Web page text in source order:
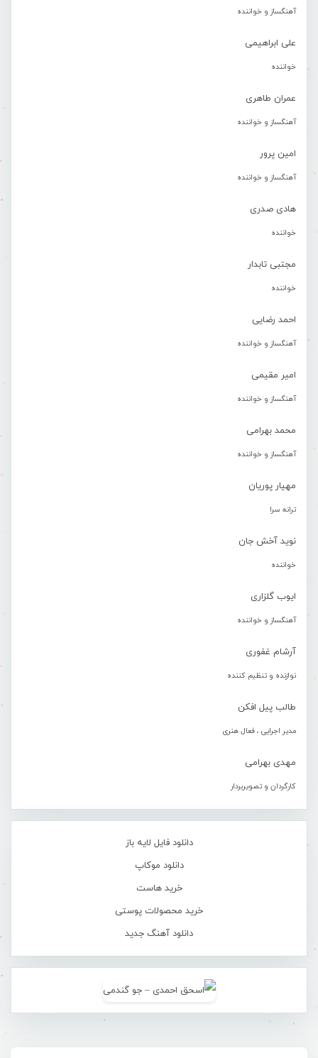
آهنگساز و خواننده
علی ابراهیمی
خواننده
عمران طاهری
آهنگساز و خواننده
امین پرور
آهنگساز و خواننده
هادی صدری
خواننده
مجتبی تابدار
خواننده
احمد رضایی
آهنگساز و خواننده
امیر مقیمی
آهنگساز و خواننده
محمد بهرامی
آهنگساز و خواننده
مهیار پوریان
ترانه سرا
نوید آخش جان
خواننده
ایوب گلزاری
آهنگساز و خواننده
آرشام غفوری
نوازنده و تنظیم کننده
طالب پیل افکن
مدیر اجرایی ، فعال هنری
مهدی بهرامی
کارگردان و تصویربردار
دانلود فایل لایه باز
دانلود موکاپ
خرید هاست
خرید محصولات پوستی
دانلود آهنگ جدید